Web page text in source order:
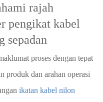
rajah
pengikat kabel
sepadan
proses dengan tepat
produk dan arahan operasi
ikatan kabel nilon